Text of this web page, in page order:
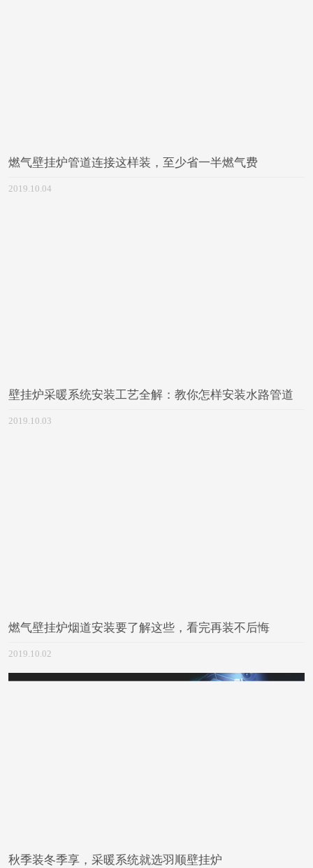
燃气壁挂炉管道连接这样装，至少省一半燃气费
2019.10.04
壁挂炉采暖系统安装工艺全解：教你怎样安装水路管道
2019.10.03
燃气壁挂炉烟道安装要了解这些，看完再装不后悔
2019.10.02
秋季装冬季享，采暖系统就选羽顺壁挂炉